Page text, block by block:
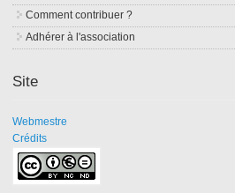
Comment contribuer ?
Adhérer à l'association
Site
Webmestre
Crédits